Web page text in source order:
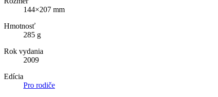
144×207 mm
Hmotnosť
285 g
Rok vydania
2009
Edícia
Pro rodiče